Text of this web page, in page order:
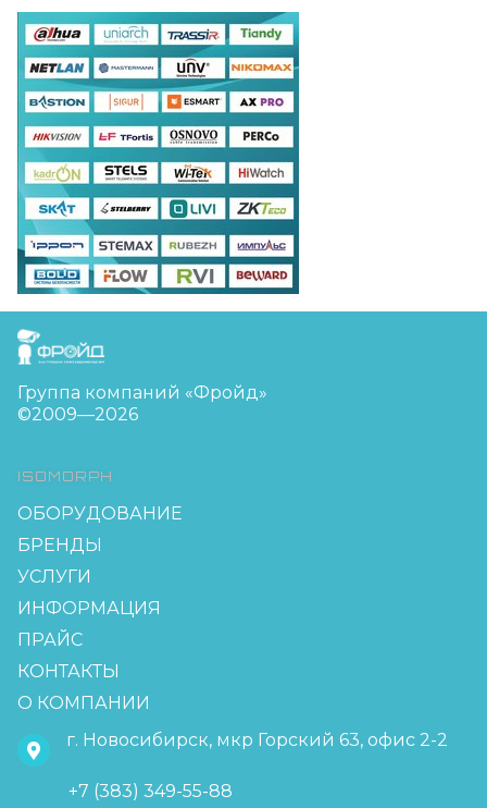
FreudGroup
Группа компаний «Фройд»
©2009—2026
ISOMORPH
ОБОРУДОВАНИЕ
БРЕНДЫ
УСЛУГИ
ИНФОРМАЦИЯ
ПРАЙС
КОНТАКТЫ
О КОМПАНИИ
г. Новосибирск, мкр Горский 63, офис 2-2
+7 (383) 349-55-88